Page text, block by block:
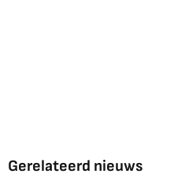
Gerelateerd nieuws